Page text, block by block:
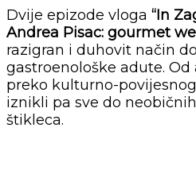
Dvije epizode vloga “In
Andrea Pisac: gourmet
razigran i duhovit način
gastroenološke adute.
preko kulturno-
iznikli pa sve do
štikleca.